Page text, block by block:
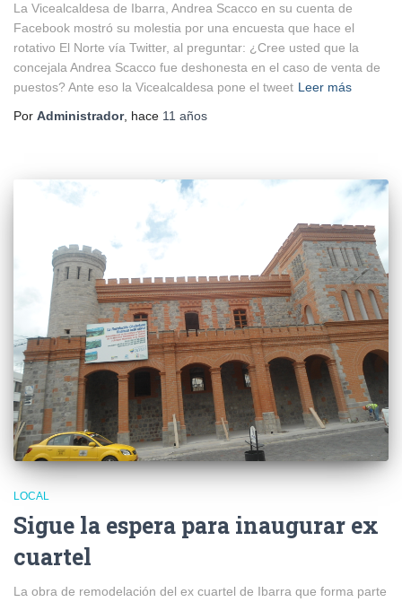
La Vicealcaldesa de Ibarra, Andrea Scacco en su cuenta de
Facebook mostró su molestia por una encuesta que hace el
rotativo El Norte vía Twitter, al preguntar: ¿Cree usted que la
concejala Andrea Scacco fue deshonesta en el caso de venta de
puestos? Ante eso la Vicealcaldesa pone el tweet Leer más
Por Administrador, hace 11 años
LOCAL
Sigue la espera para inaugurar ex
cuartel
La obra de remodelación del ex cuartel de Ibarra que forma parte